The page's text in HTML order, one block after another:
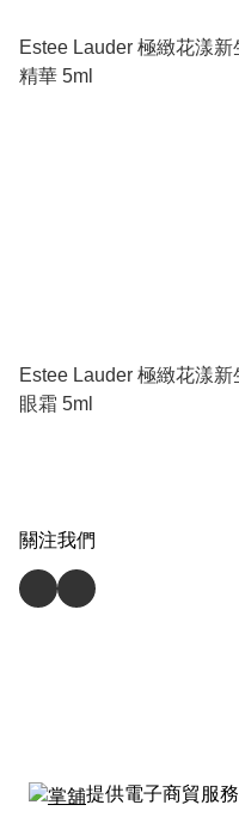
Estee Lauder 極緻花漾新生
精華 5ml
Estee Lauder 極緻花漾新生
眼霜 5ml
關注我們
提供電子商貿服務